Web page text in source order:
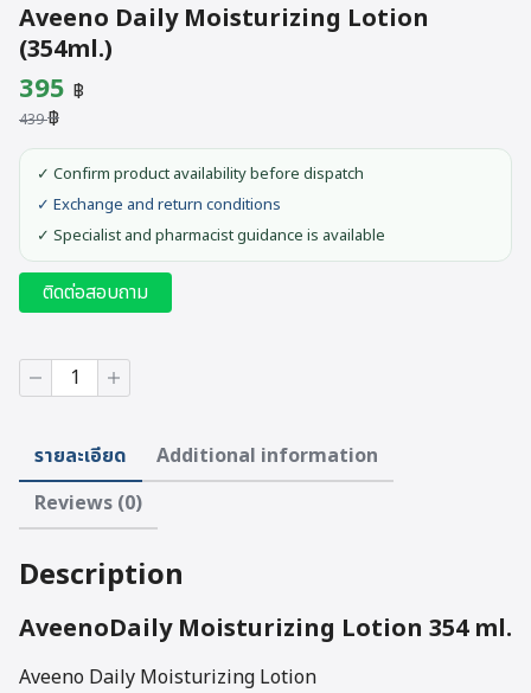
Aveeno Daily Moisturizing Lotion
(354ml.)
439฿
Original
price
was:
439 ฿.
395 ฿
is:
395 ฿.
✓ Confirm product availability before dispatch
✓ Exchange and return conditions
✓ Specialist and pharmacist guidance is available
ติดต่อสอบถาม
Aveeno
Daily
(354ml.)
quantity
รายละเอียด
Additional information
Reviews (0)
Description
AveenoDaily Moisturizing Lotion 354 ml.
Aveeno Daily Moisturizing Lotion